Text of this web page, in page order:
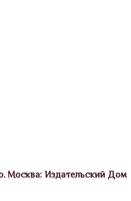
Москва: Издательский Дом